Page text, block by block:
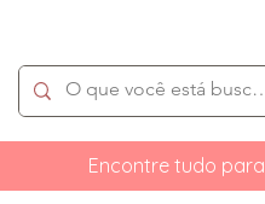
Encontre tudo para